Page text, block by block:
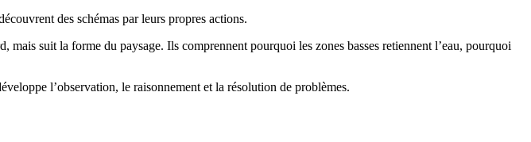
des schémas par leurs propres actions.
suit la forme du paysage. Ils comprennent pourquoi les zones basses retiennent l’eau, pourquoi
l’observation, le raisonnement et la résolution de problèmes.